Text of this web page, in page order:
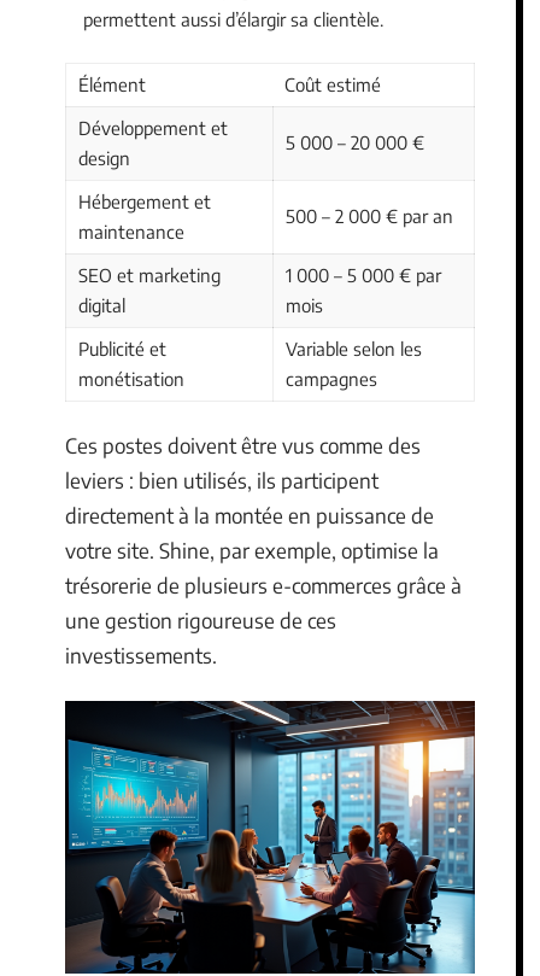
permettent aussi d’élargir sa clientèle.
Élément
Coût estimé
Développement et
design
5 000 – 20 000 €
Hébergement et
maintenance
500 – 2 000 € par an
SEO et marketing
digital
1 000 – 5 000 € par
mois
Publicité et
monétisation
Variable selon les
campagnes
Ces postes doivent être vus comme des
leviers : bien utilisés, ils participent
directement à la montée en puissance de
votre site. Shine, par exemple, optimise la
trésorerie de plusieurs e-commerces grâce à
une gestion rigoureuse de ces
investissements.